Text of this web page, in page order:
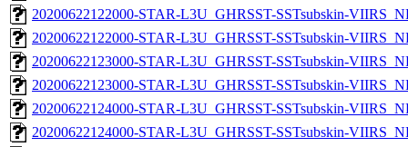
20200622122000-STAR-L3U_GHRSST-SSTsubskin-
20200622122000-STAR-L3U_GHRSST-SSTsubskin-
20200622123000-STAR-L3U_GHRSST-SSTsubskin-
20200622123000-STAR-L3U_GHRSST-SSTsubskin-
20200622124000-STAR-L3U_GHRSST-SSTsubskin-
20200622124000-STAR-L3U_GHRSST-SSTsubskin-